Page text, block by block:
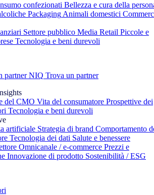
confezionati Bellezza e cura della
Packaging Animali domestici
Settore pubblico Media Retail Piccole e
Tecnologia e beni durevoli
partner NIQ Trova un partner
del CMO Vita del consumatore Prospettive dei
Tecnologia e beni durevoli
artificiale Strategia di brand Comportamento
Tecnologia dei dati Salute e benessere
Omnicanale / e‑commerce Prezzi e
Innovazione di prodotto Sostenibilità / ESG